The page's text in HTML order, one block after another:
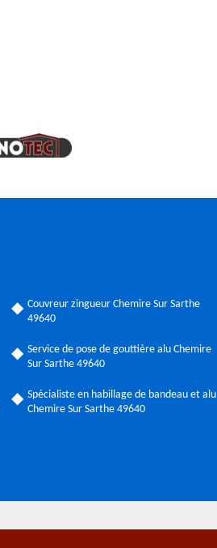
Couvreur zingueur Chemire Sur Sarthe
49640
Service de pose de gouttière alu Chemire
Sur Sarthe 49640
Spécialiste en habillage de bandeau et alu
Chemire Sur Sarthe 49640